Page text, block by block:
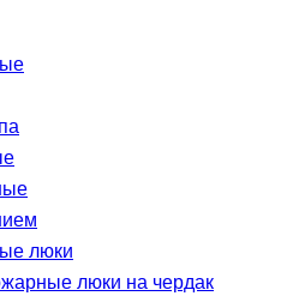
люки
люки на чердак